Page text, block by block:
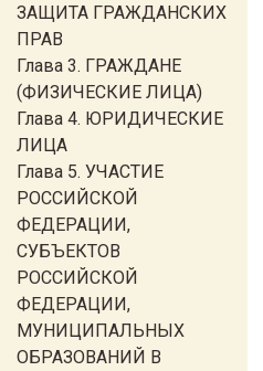
ЗАЩИТА ГРАЖДАНСКИХ
ПРАВ
Глава 3. ГРАЖДАНЕ
(ФИЗИЧЕСКИЕ ЛИЦА)
Глава 4. ЮРИДИЧЕСКИЕ
ЛИЦА
Глава 5. УЧАСТИЕ
РОССИЙСКОЙ
ФЕДЕРАЦИИ,
СУБЪЕКТОВ
РОССИЙСКОЙ
ФЕДЕРАЦИИ,
МУНИЦИПАЛЬНЫХ
ОБРАЗОВАНИЙ В